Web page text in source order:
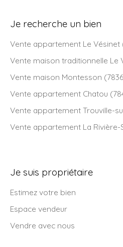
Je recherche un bien
Vente appartement Le Vésinet
Vente maison traditionnelle Le
Vente maison Montesson
Vente appartement Chatou
Vente appartement Trouville-
Vente appartement La Rivière-
Je suis propriétaire
Estimez votre bien
Espace vendeur
Vendre avec nous